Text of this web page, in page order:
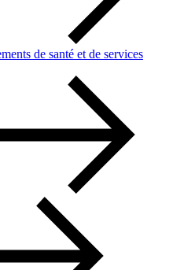
de santé et de services